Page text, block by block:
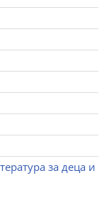
за деца и